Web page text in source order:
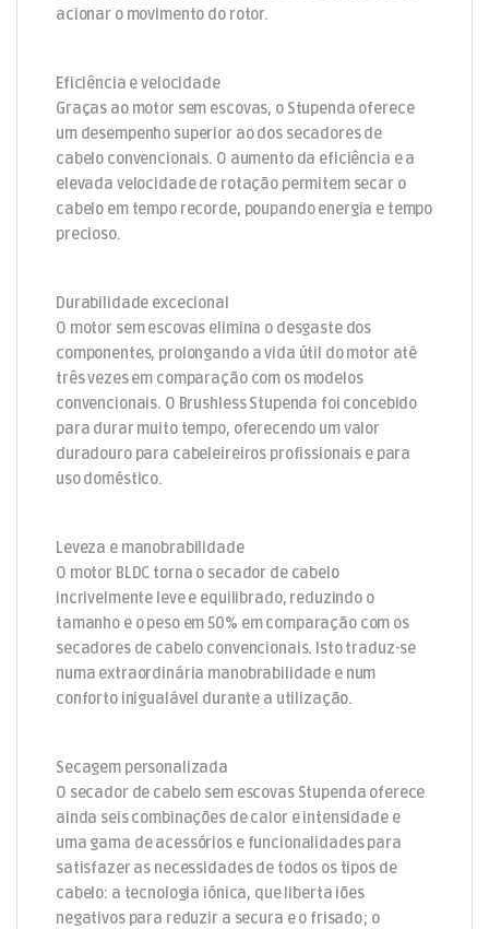
acionar o movimento do rotor.
Eficiência e velocidade
Graças ao motor sem escovas, o Stupenda oferece
um desempenho superior ao dos secadores de
cabelo convencionais. O aumento da eficiência e a
elevada velocidade de rotação permitem secar o
cabelo em tempo recorde, poupando energia e tempo
precioso.
Durabilidade excecional
O motor sem escovas elimina o desgaste dos
componentes, prolongando a vida útil do motor até
três vezes em comparação com os modelos
convencionais. O Brushless Stupenda foi concebido
para durar muito tempo, oferecendo um valor
duradouro para cabeleireiros profissionais e para
uso doméstico.
Leveza e manobrabilidade
O motor BLDC torna o secador de cabelo
incrivelmente leve e equilibrado, reduzindo o
tamanho e o peso em 50% em comparação com os
secadores de cabelo convencionais. Isto traduz-se
numa extraordinária manobrabilidade e num
conforto inigualável durante a utilização.
Secagem personalizada
O secador de cabelo sem escovas Stupenda oferece
ainda seis combinações de calor e intensidade e
uma gama de acessórios e funcionalidades para
satisfazer as necessidades de todos os tipos de
cabelo: a tecnologia iónica, que liberta iões
negativos para reduzir a secura e o frisado; o